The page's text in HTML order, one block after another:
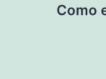
Como